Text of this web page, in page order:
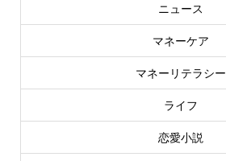
ニュース
マネーケア
マネーリテラシー
ライフ
恋愛小説